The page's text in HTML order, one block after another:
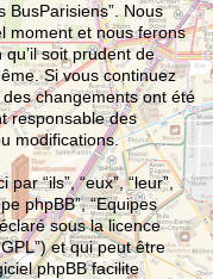
BusParisiens”. Nous
moment et nous ferons
soit prudent de
Si vous continuez
des changements ont été
responsable des
modifications.
“ils”, “eux”, “leur”,
phpBB”, “Equipes
sous la licence
et qui peut être
phpBB facilite